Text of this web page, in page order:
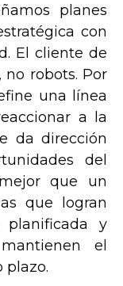
planes
con
El cliente de
robots. Por
una línea
a la
da dirección
del
que un
que logran
planificada y
el
plazo.